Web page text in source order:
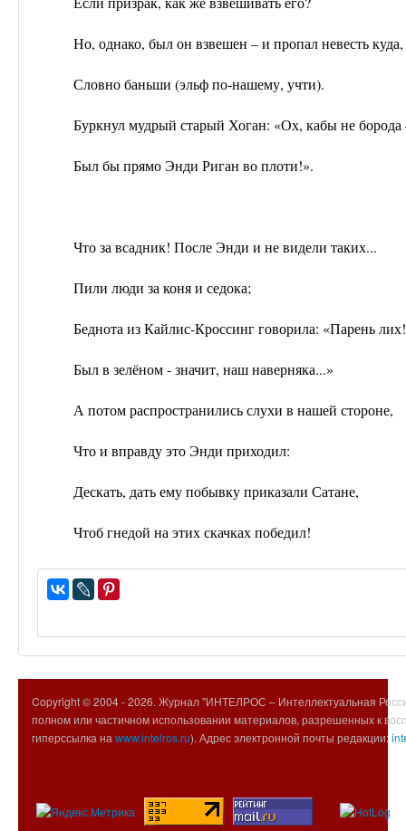
Но, однако, был он взвешен – и пропал невесть куда,
Словно баньши (эльф по-нашему, учти).
Буркнул мудрый старый Хоган: «Ох, кабы не борода
Был бы прямо Энди Риган во плоти!».
Что за всадник! После Энди и не видели таких...
Пили люди за коня и седока;
Беднота из Кайлис-Кроссинг говорила: «Парень лих!
Был в зелёном - значит, наш наверняка...»
А потом распространились слухи в нашей стороне,
Что и вправду это Энди приходил:
Дескать, дать ему побывку приказали Сатане,
Чтоб гнедой на этих скачках победил!
Copyright © 2004 -2026. Журнал "ИНТЕЛРОС – Интеллектуальная
полном или частичном использовании материалов, разрешенных к
гиперссылка на www.intelros.ru). Адрес электронной почты редакции: